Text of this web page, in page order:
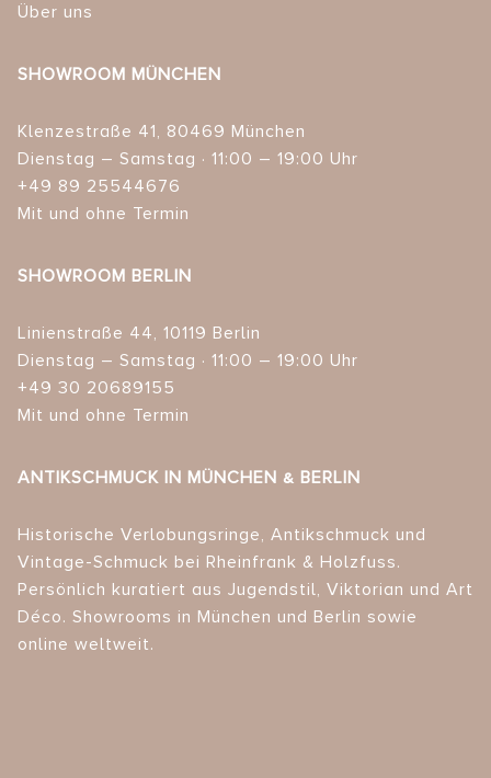
Über uns
SHOWROOM MÜNCHEN
Klenzestraße 41, 80469 München
Dienstag – Samstag · 11:00 – 19:00 Uhr
+49 89 25544676
Mit und ohne Termin
SHOWROOM BERLIN
Linienstraße 44, 10119 Berlin
Dienstag – Samstag · 11:00 – 19:00 Uhr
+49 30 20689155
Mit und ohne Termin
ANTIKSCHMUCK IN MÜNCHEN & BERLIN
Historische Verlobungsringe, Antikschmuck und
Vintage-Schmuck bei Rheinfrank & Holzfuss.
Persönlich kuratiert aus Jugendstil, Viktorian und Art
Déco. Showrooms in München und Berlin sowie
online weltweit.